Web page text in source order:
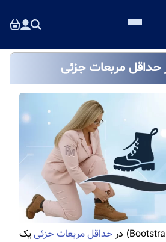
حداقل مربعات جزئی
حداقل مربعات جزئییک